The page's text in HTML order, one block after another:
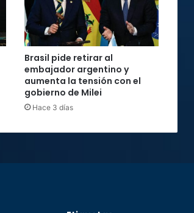
Brasil pide retirar al
embajador argentino y
aumenta la tensión con el
gobierno de Milei
Hace 3 días